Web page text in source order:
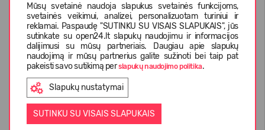
Mūsų svetainė naudoja slapukus svetainės funkcijoms,
svetainės veikimui, analizei, personalizuotam turiniui ir
reklamai. Paspaudę "SUTINKU SU VISAIS SLAPUKAIS", jūs
sutinkate su open24.lt slapukų naudojimu ir informacijos
dalijimusi su mūsų partneriais. Daugiau apie slapukų
naudojimą ir mūsų partnerius galite sužinoti bei taip pat
pakeisti savo sutikimą perslapukų naudojimo politika.
Slapukų nustatymai
SUTINKU SU VISAIS SLAPUKAIS
Crocs™ Classic Small Tote
Crocs™ Classic Medium